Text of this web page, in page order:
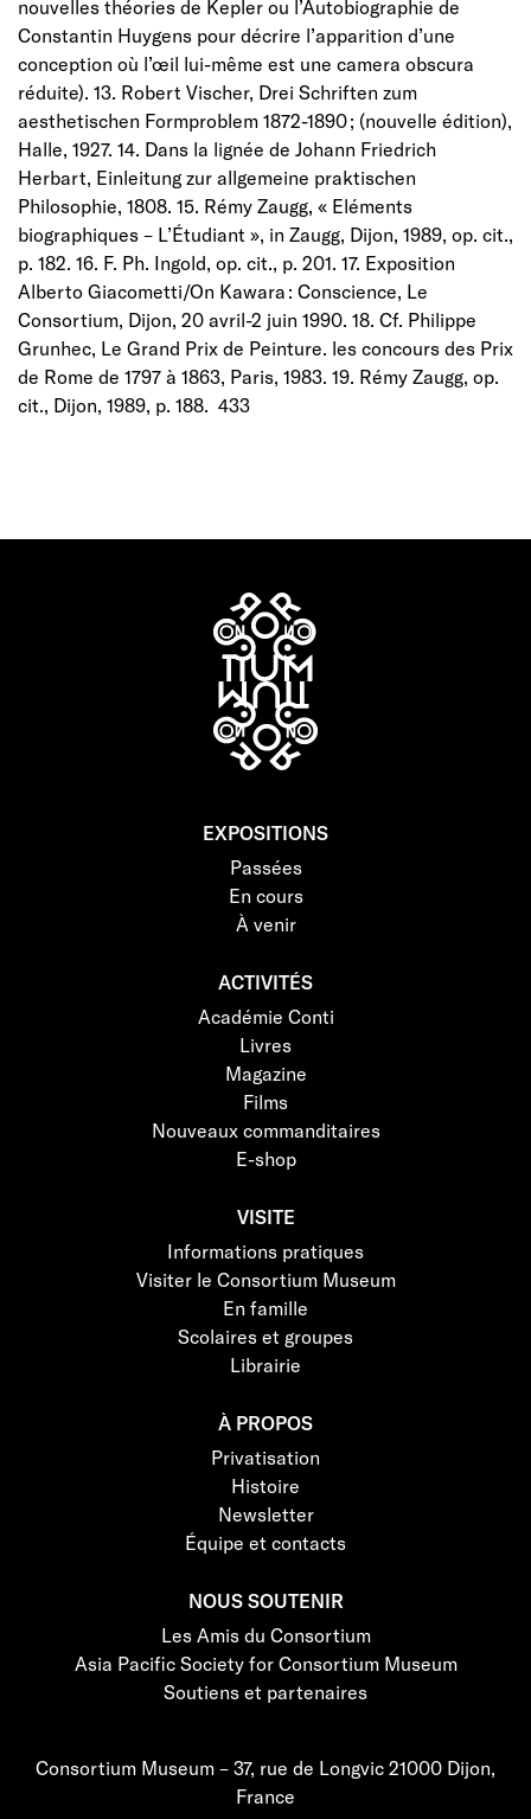
nouvelles théories de Kepler ou l’Autobiographie de
Constantin Huygens pour décrire l’apparition d’une
conception où l’œil lui-même est une camera obscura
réduite). 13. Robert Vischer, Drei Schriften zum
aesthetischen Formproblem 1872-1890 ; (nouvelle édition),
Halle, 1927. 14. Dans la lignée de Johann Friedrich
Herbart, Einleitung zur allgemeine praktischen
Philosophie, 1808. 15. Rémy Zaugg, « Eléments
biographiques – L’Étudiant », in Zaugg, Dijon, 1989, op. cit.,
p. 182. 16. F. Ph. Ingold, op. cit., p. 201. 17. Exposition
Alberto Giacometti/On Kawara : Conscience, Le
Consortium, Dijon, 20 avril-2 juin 1990. 18. Cf. Philippe
Grunhec, Le Grand Prix de Peinture. les concours des Prix
de Rome de 1797 à 1863, Paris, 1983. 19. Rémy Zaugg, op.
cit., Dijon, 1989, p. 188. 433
EXPOSITIONS
Passées
En cours
À venir
ACTIVITÉS
Académie Conti
Livres
Magazine
Films
Nouveaux commanditaires
E-shop
VISITE
Informations pratiques
Visiter le Consortium Museum
En famille
Scolaires et groupes
Librairie
À PROPOS
Privatisation
Histoire
Newsletter
Équipe et contacts
NOUS SOUTENIR
Les Amis du Consortium
Asia Pacific Society for Consortium Museum
Soutiens et partenaires
Consortium Museum – 37, rue de Longvic 21000 Dijon,
France